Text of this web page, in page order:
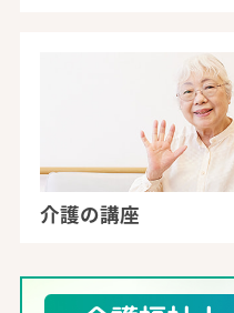
介護の講座